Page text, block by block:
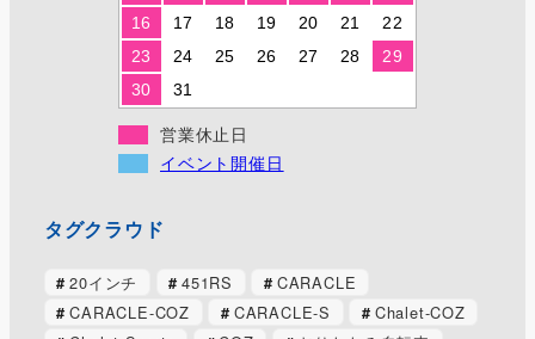
16
17 18 19 20 21
22
23
24 25 26 27 28
29
30
31
営業休止日
イベント開催日
タグクラウド
20インチ 451RS
CARACLE
CARACLE-COZ
CARACLE-S
Chalet-COZ